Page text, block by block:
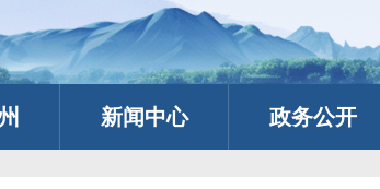
新闻中心 政务公开